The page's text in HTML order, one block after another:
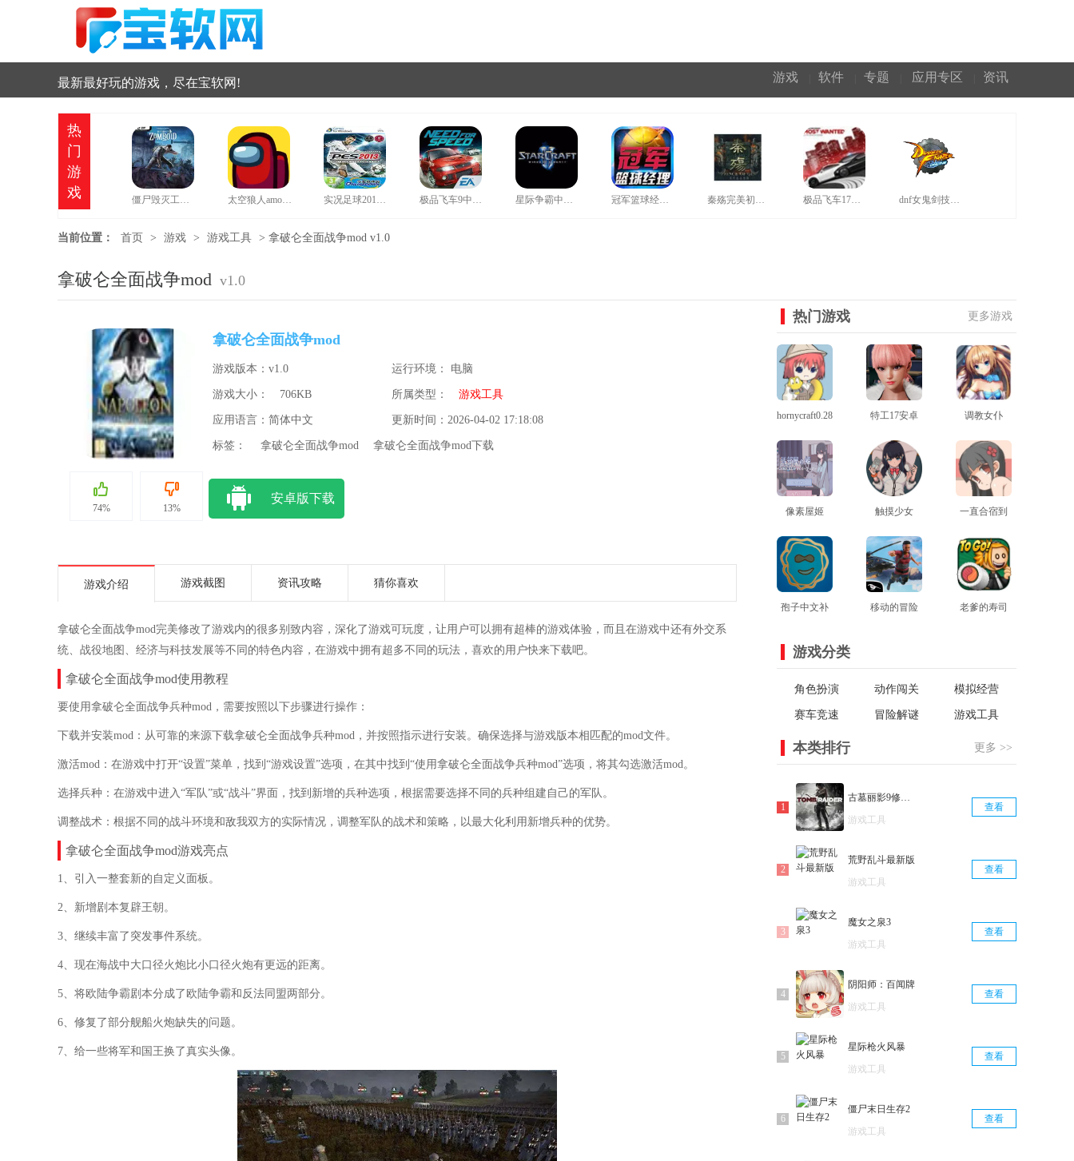
最新最好玩的游戏，尽在宝软网! 游戏 软件 专题 应用专区 资讯
热
门
游
戏
僵尸毁灭工程中文版 太空狼人amongus中文版 实况足球2013中文补丁 极品飞车9中文补丁 星际争霸中文补丁 冠军篮球经理2存档 秦殇完美初始存档 极品飞车17汉化补丁 dnf女鬼剑技能补丁
当前位置： 首页 > 游戏 > 游戏工具 > 拿破仑全面战争mod v1.0
拿破仑全面战争mod v1.0
74% 13%
拿破仑全面战争mod
游戏版本：v1.0 运行环境： 电脑
游戏大小： 706KB 所属类型： 游戏工具
应用语言：简体中文 更新时间：2026-04-02 17:18:08
标签： 拿破仑全面战争mod 拿破仑全面战争mod下载
安卓版下载
游戏介绍 游戏截图 资讯攻略 猜你喜欢
拿破仑全面战争mod完美修改了游戏内的很多别致内容，深化了游戏可玩度，让用户可以拥有超棒的游戏体验，而且在游戏中还有外交系
统、战役地图、经济与科技发展等不同的特色内容，在游戏中拥有超多不同的玩法，喜欢的用户快来下载吧。
拿破仑全面战争mod使用教程
要使用拿破仑全面战争兵种mod，需要按照以下步骤进行操作：
下载并安装mod：从可靠的来源下载拿破仑全面战争兵种mod，并按照指示进行安装。确保选择与游戏版本相匹配的mod文件。
激活mod：在游戏中打开“设置”菜单，找到“游戏设置”选项，在其中找到“使用拿破仑全面战争兵种mod”选项，将其勾选激活mod。
选择兵种：在游戏中进入“军队”或“战斗”界面，找到新增的兵种选项，根据需要选择不同的兵种组建自己的军队。
调整战术：根据不同的战斗环境和敌我双方的实际情况，调整军队的战术和策略，以最大化利用新增兵种的优势。
拿破仑全面战争mod游戏亮点
1、引入一整套新的自定义面板。
2、新增剧本复辟王朝。
3、继续丰富了突发事件系统。
4、现在海战中大口径火炮比小口径火炮有更远的距离。
5、将欧陆争霸剧本分成了欧陆争霸和反法同盟两部分。
6、修复了部分舰船火炮缺失的问题。
7、给一些将军和国王换了真实头像。
热门游戏 更多游戏
hornycraft0.28.1
汉化版
查看
特工17安卓
最新版
查看
调教女仆
查看
像素屋姬
v0.2.3最新版
查看
触摸少女
touchitrikka游
戏2完整版
查看
一直合宿到
植
孢子中文补
移动的冒险
老爹的寿司
游戏分类
角色扮演 动作闯关 模拟经营
赛车竞速 冒险解谜 游戏工具
本类排行 更多 >>
古墓丽影9修改器豪华版
游戏工具
查看
荒野乱斗最新版
游戏工具
查看
魔女之泉3
游戏工具
查看
阴阳师：百闻牌
游戏工具
查看
星际枪火风暴
游戏工具
查看
僵尸末日生存2
游戏工具
查看